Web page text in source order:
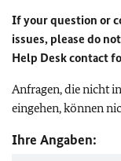
If your question or
issues, please do
Help Desk contact
Anfragen, die nicht
eingehen, können
Ihre Angaben: